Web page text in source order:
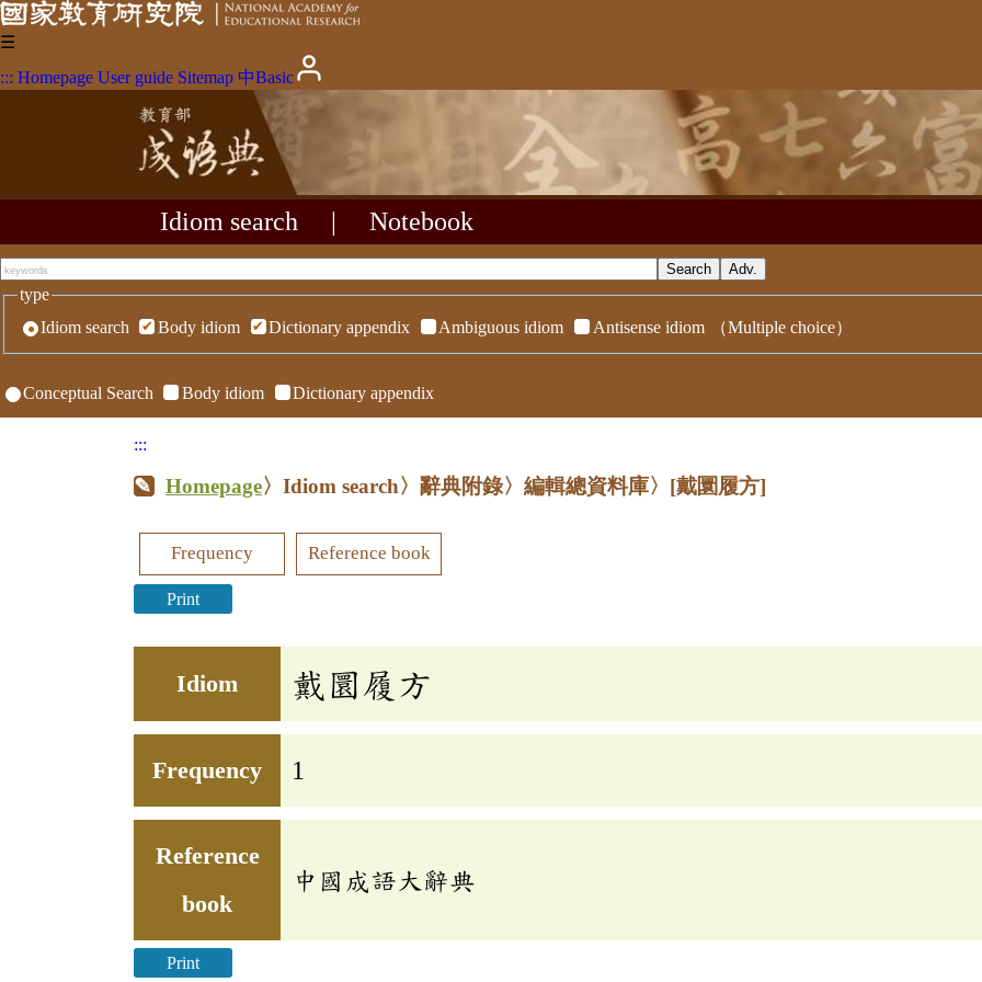
☰
::: Homepage User guide Sitemap 中Basic
Idiom search Notebook
type
Idiom search
Body idiom Dictionary appendix Ambiguous idiom Antisense idiom （Multiple choice）
Conceptual Search Body idiom Dictionary appendix
:::
Homepage〉Idiom search〉辭典附錄〉編輯總資料庫〉 [戴圜履方]
Frequency Reference book
Print
Idiom 戴圜履方
Frequency 1
Reference
book
中國成語大辭典
Print